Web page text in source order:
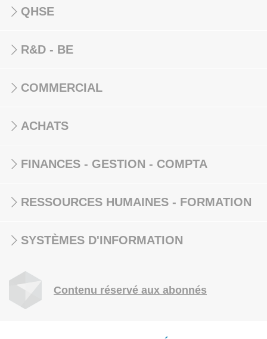
QHSE
R&D - BE
COMMERCIAL
ACHATS
FINANCES - GESTION - COMPTA
RESSOURCES HUMAINES - FORMATION
SYSTÈMES D'INFORMATION
Contenu réservé aux abonnés